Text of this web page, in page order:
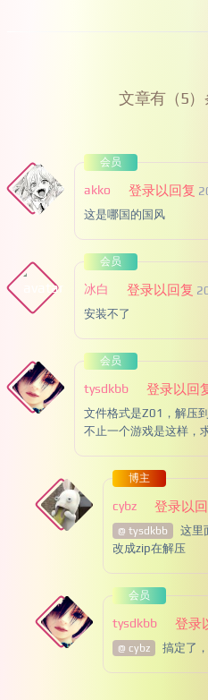
文章有（5
会员
登录以回复
akko
这是哪国的国风
会员
登录以回复
冰白
安装不了
会员
登录以回
tysdkbb
文件格式是Z01，解压
不止一个游戏是这样，
博主
登录以
cybz
@ tysdkbb
这里
改成zip在解压
会员
登录
tysdkbb
@ cybz 搞定了